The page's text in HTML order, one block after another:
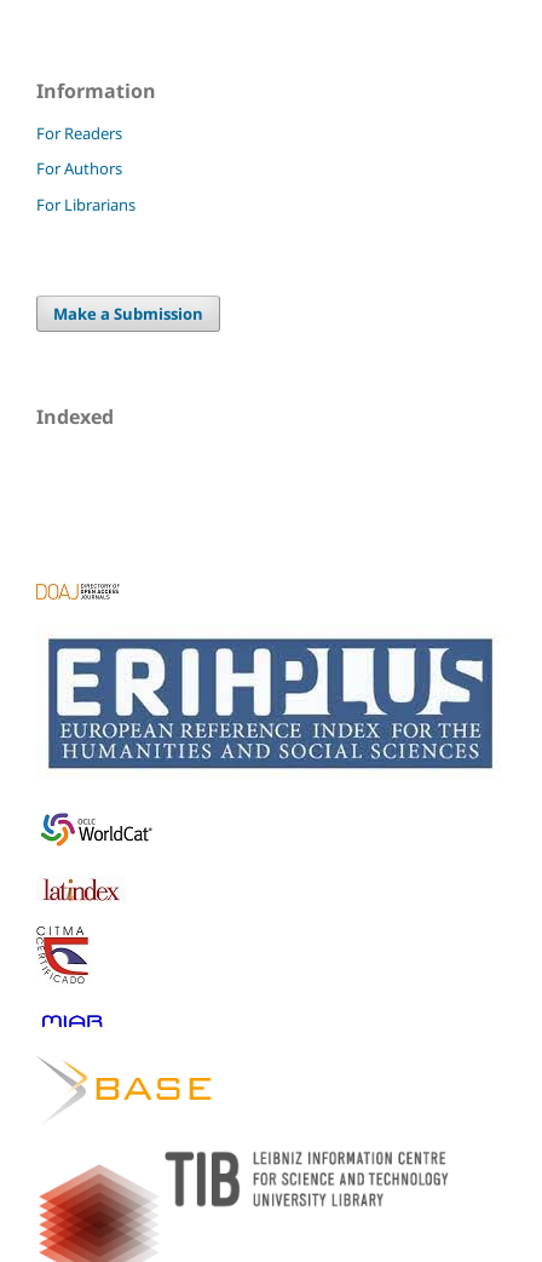
Information
For Readers
For Authors
For Librarians
Make a Submission
Indexed